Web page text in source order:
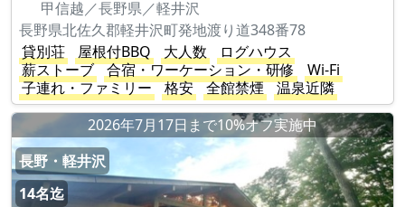
甲信越／長野県／軽井沢
長野県北佐久郡軽井沢町発地渡り道348番78
貸別荘
屋根付BBQ 大人数
ログハウス
薪ストーブ
合宿・ワーケーション・研修
Wi-Fi
子連れ・ファミリー
格安 全館禁煙
温泉近隣
2026年7月17日まで10%オフ実施中
長野・軽井沢
14名迄